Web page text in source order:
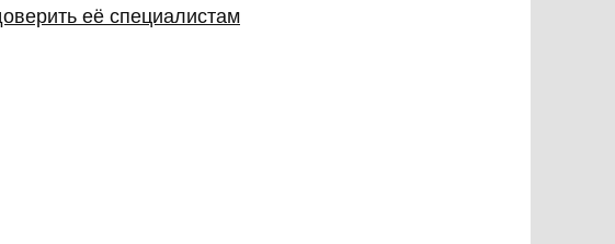
её специалистам